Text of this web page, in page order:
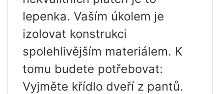
lepenka. Vaším úkolem je
izolovat konstrukci
spolehlivějším materiálem. K
tomu budete potřebovat:
Vyjměte křídlo dveří z pantů.